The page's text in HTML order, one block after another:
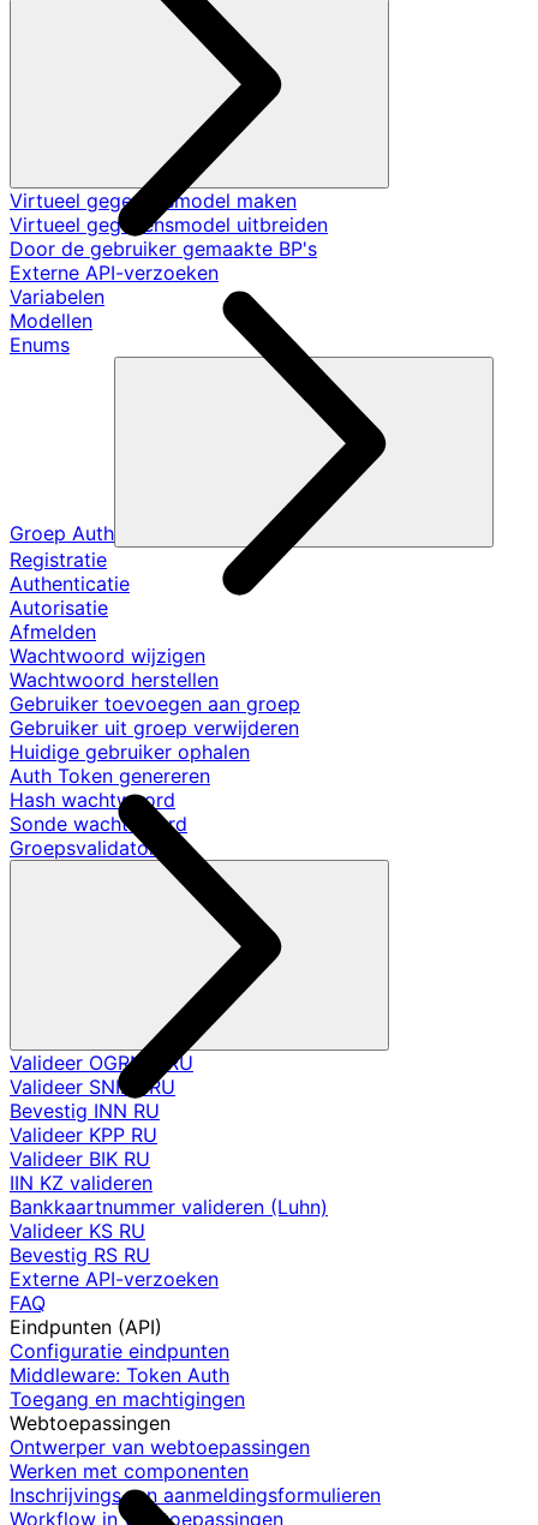
Virtueel gegevensmodel maken
Virtueel gegevensmodel uitbreiden
Door de gebruiker gemaakte BP's
Externe API-verzoeken
Variabelen
Modellen
Enums
Groep Auth
Registratie
Authenticatie
Autorisatie
Afmelden
Wachtwoord wijzigen
Wachtwoord herstellen
Gebruiker toevoegen aan groep
Gebruiker uit groep verwijderen
Huidige gebruiker ophalen
Auth Token genereren
Hash wachtwoord
Sonde wachtwoord
Groepsvalidators
Valideer OGRNIP RU
Valideer SNILS RU
Bevestig INN RU
Valideer KPP RU
Valideer BIK RU
IIN KZ valideren
Bankkaartnummer valideren (Luhn)
Valideer KS RU
Bevestig RS RU
Externe API-verzoeken
FAQ
Eindpunten (API)
Configuratie eindpunten
Middleware: Token Auth
Toegang en machtigingen
Webtoepassingen
Ontwerper van webtoepassingen
Werken met componenten
Inschrijvings- en aanmeldingsformulieren
Workflow in webtoepassingen